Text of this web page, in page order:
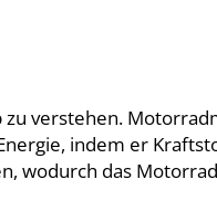
verstehen.
indem er
wodurch das